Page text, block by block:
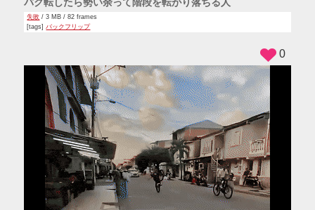
バク転したら勢い余って階段を転がり落ちる人
失敗 / 3 MB / 82 frames
[tags]バックフリップ
0